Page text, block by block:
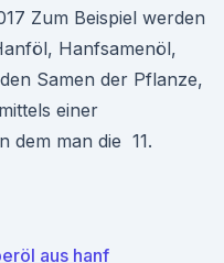
Zum Beispiel werden
Hanfsamenöl,
Samen der Pflanze,
einer
dem man die 11.
aus hanf